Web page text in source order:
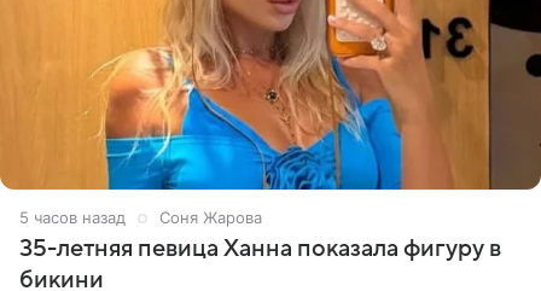
5 часов назад Соня Жарова
35-летняя певица Ханна показала фигуру в
бикини